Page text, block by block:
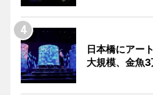
日本橋にアー
大規模、金魚